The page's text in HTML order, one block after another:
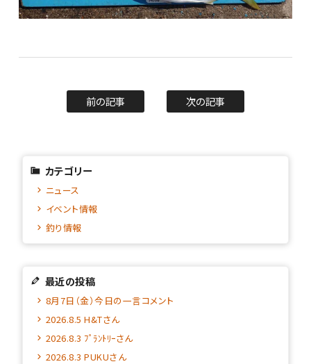
前の記事 次の記事
カテゴリー
ニュース
イベント情報
釣り情報
最近の投稿
8月7日（金）今日の一言コメント
2026.8.5 H&Tさん
2026.8.3 ﾌﾟﾗﾝﾄﾘｰさん
2026.8.3 PUKUさん